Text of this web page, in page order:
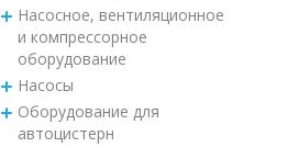
Насосное, вентиляционное
и компрессорное
оборудование
Насосы
Оборудование для
автоцистерн